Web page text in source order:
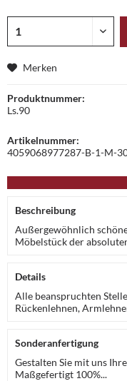
Merken
Produktnummer:
Ls.90
Artikelnummer:
4059068977287-B-1-M-
Beschreibung
Außergewöhnlich
Möbelstück der
Details
Alle beanspruchten
Rückenlehnen,
Sonderanfertigung
Gestalten Sie mit uns
Maßgefertigt 100%...